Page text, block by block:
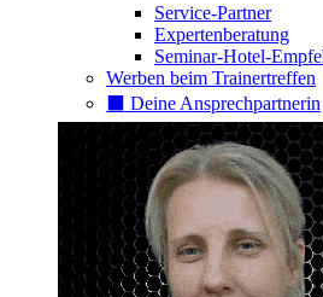
Service-Partner
Expertenberatung
Seminar-Hotel-
Werben beim Trainertreffen
⬛️ Deine Ansprechpartnerin